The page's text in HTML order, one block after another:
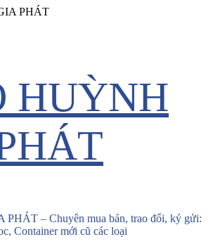
HUỲNH
– Chuyên mua bán, trao đổi, ký gửi:
Container mới cũ các loại